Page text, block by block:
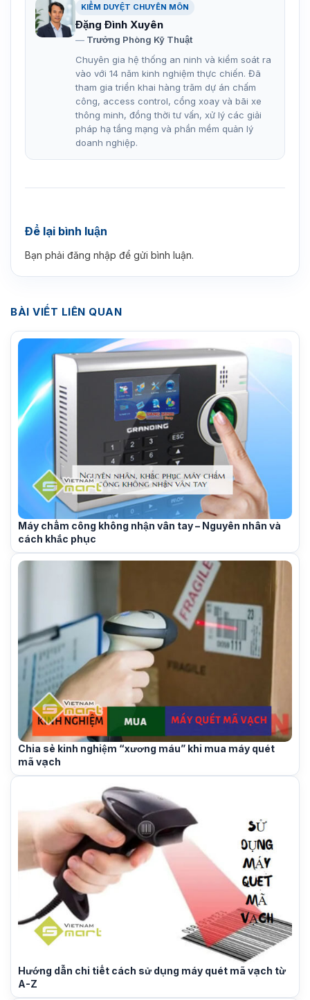
KIỂM DUYỆT CHUYÊN MÔN
Đặng Đình Xuyên
Trưởng Phòng Kỹ Thuật
Chuyên gia hệ thống an ninh và kiểm soát ra
vào với 14 năm kinh nghiệm thực chiến. Đã
tham gia triển khai hàng trăm dự án chấm
công, access control, cổng xoay và bãi xe
thông minh, đồng thời tư vấn, xử lý các giải
pháp hạ tầng mạng và phần mềm quản lý
doanh nghiệp.
Để lại bình luận
Bạn phải đăng nhập để gửi bình luận.
BÀI VIẾT LIÊN QUAN
Máy chấm công không nhận vân tay – Nguyên nhân và
cách khắc phục
Chia sẻ kinh nghiệm “xương máu” khi mua máy quét
mã vạch
Hướng dẫn chi tiết cách sử dụng máy quét mã vạch từ
A-Z